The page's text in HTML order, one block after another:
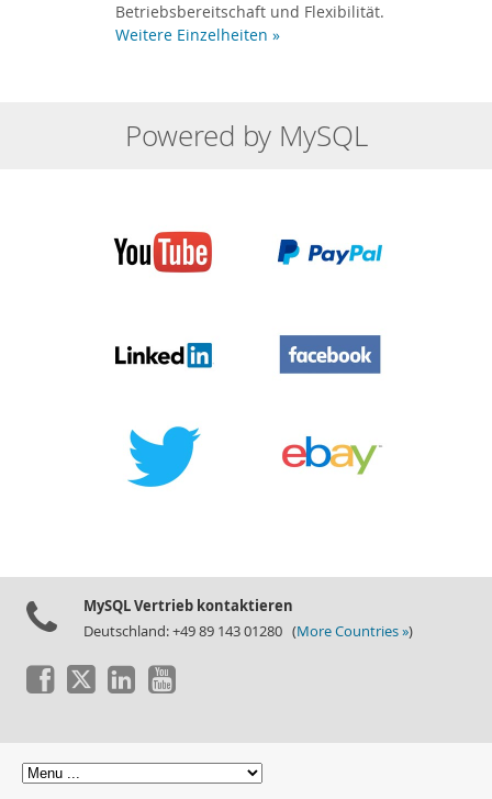
Betriebsbereitschaft und Flexibilität.
Weitere Einzelheiten »
Powered by MySQL
MySQL Vertrieb kontaktieren
Deutschland: +49 89 143 01280 (More Countries »)